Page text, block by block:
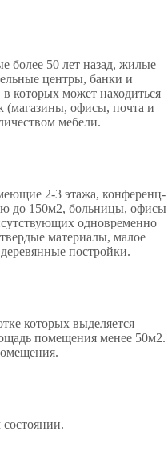
более 50 лет назад, жилые
центры, банки и
которых может находиться
(магазины, офисы, почта и
мебели.
2-3 этажа, конференц-
до 150м2, больницы, офисы
одновременно
материалы, малое
постройки.
которых выделяется
помещения менее 50м2.